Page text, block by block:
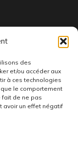
des
et/ou accéder aux
à ces technologies
le comportement
fait de ne pas
avoir un effet négatif
rares et exclusifs.